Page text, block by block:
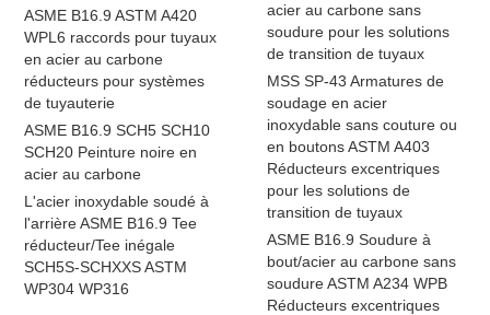
ASME B16.9 ASTM A420
WPL6 raccords pour tuyaux
en acier au carbone
réducteurs pour systèmes
de tuyauterie
ASME B16.9 SCH5 SCH10
SCH20 Peinture noire en
acier au carbone
L'acier inoxydable soudé à
l'arrière ASME B16.9 Tee
réducteur/Tee inégale
SCH5S-SCHXXS ASTM
WP304 WP316
acier au carbone sans
soudure pour les solutions
de transition de tuyaux
MSS SP-43 Armatures de
soudage en acier
inoxydable sans couture ou
en boutons ASTM A403
Réducteurs excentriques
pour les solutions de
transition de tuyaux
ASME B16.9 Soudure à
bout/acier au carbone sans
soudure ASTM A234 WPB
Réducteurs excentriques